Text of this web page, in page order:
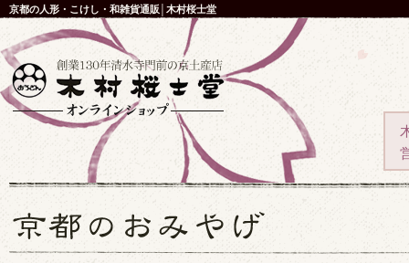
京都の人形・こけし・和雑貨通販│木村桜士堂